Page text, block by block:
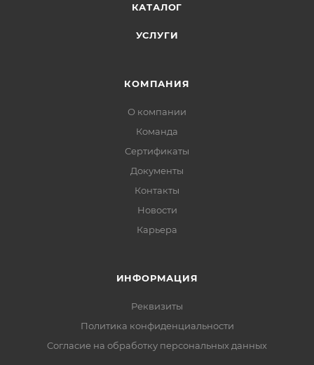
КАТАЛОГ
УСЛУГИ
КОМПАНИЯ
О компании
Команда
Сертификаты
Документы
Контакты
Новости
Карьера
ИНФОРМАЦИЯ
Реквизиты
Политика конфиденциальности
Cогласие на обработку персональных данных